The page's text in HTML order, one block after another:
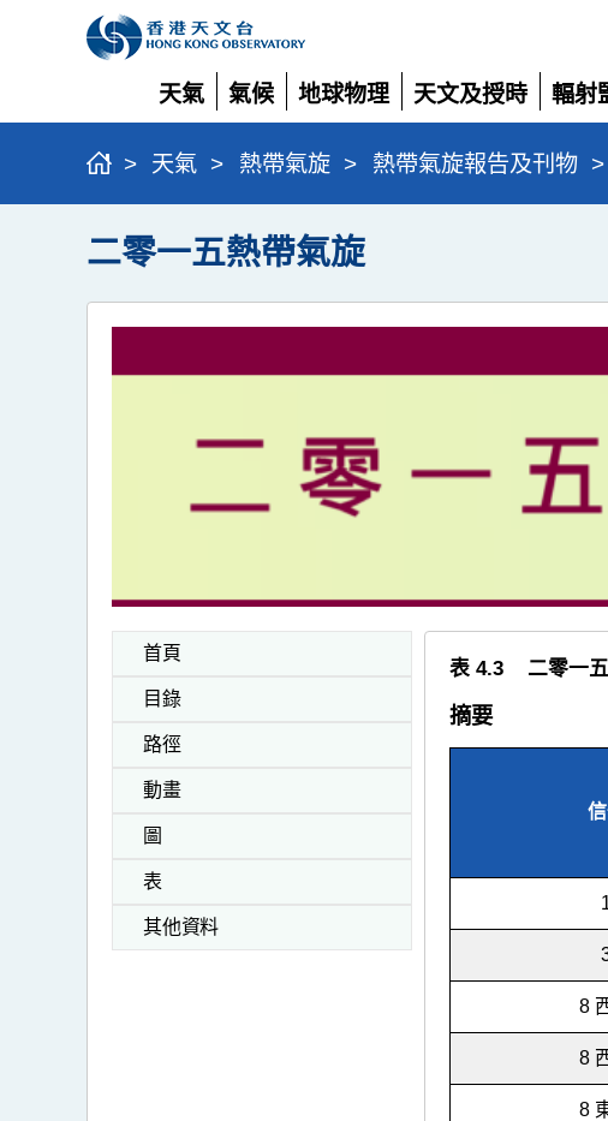
天氣
展
開
氣候
展
開
地球物理
展
開
天文及授時
展
開
輻射
展
開
> 天氣 > 熱帶氣旋 > 熱帶氣旋報告及刊物 >
二零一五熱帶氣旋
首頁
目錄
路徑
動畫
圖
表
其他資料
表 4.3 二零一五
摘要
8
8
8